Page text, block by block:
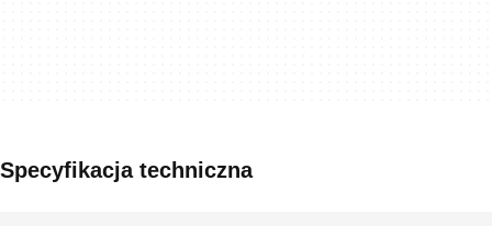
Specyfikacja techniczna